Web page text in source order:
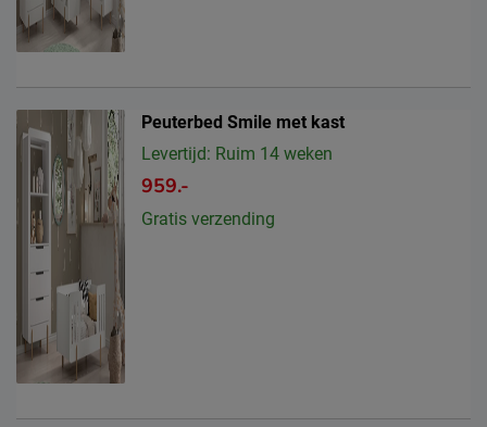
Peuterbed Smile met kast
Levertijd: Ruim 14 weken
959.-
Gratis verzending